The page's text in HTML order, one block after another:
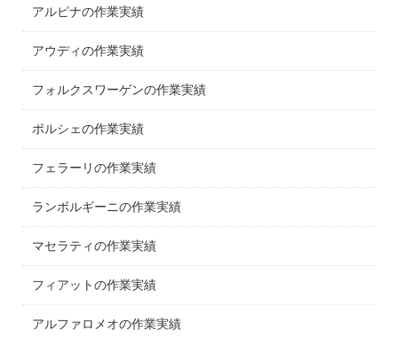
アルピナの作業実績
アウディの作業実績
フォルクスワーゲンの作業実績
ポルシェの作業実績
フェラーリの作業実績
ランボルギーニの作業実績
マセラティの作業実績
フィアットの作業実績
アルファロメオの作業実績